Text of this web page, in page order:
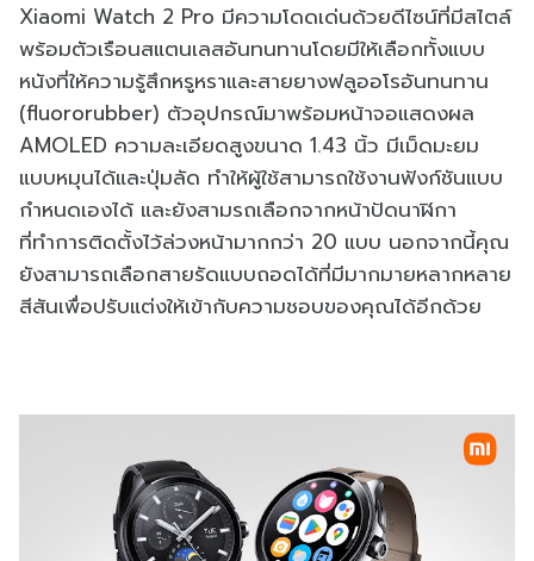
Xiaomi Watch 2 Pro มีความโดดเด่นด้วยดีไซน์ที่มีสไตล์
พร้อมตัวเรือนสแตนเลสอันทนทานโดยมีให้เลือกทั้งแบบ
หนังที่ให้ความรู้สึกหรูหราและสายยางฟลูออโรอันทนทาน
(fluororubber) ตัวอุปกรณ์มาพร้อมหน้าจอแสดงผล
AMOLED ความละเอียดสูงขนาด 1.43 นิ้ว มีเม็ดมะยม
แบบหมุนได้และปุ่มลัด ทำให้ผู้ใช้สามารถใช้งานฟังก์ชันแบบ
กำหนดเองได้ และยังสามรถเลือกจากหน้าปัดนาฬิกา
ที่ทำการติดตั้งไว้ล่วงหน้ามากกว่า 20 แบบ นอกจากนี้คุณ
ยังสามารถเลือกสายรัดแบบถอดได้ที่มีมากมายหลากหลาย
สีสันเพื่อปรับแต่งให้เข้ากับความชอบของคุณได้อีกด้วย